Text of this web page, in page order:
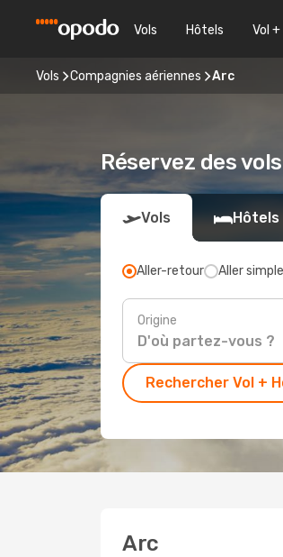
Vols Hôtels Vol +
Vols Compagnies aériennes Arc
Réservez des
Vols Hôtels
Aller-retour Aller simple
Origine
Rechercher Vol +
Arc